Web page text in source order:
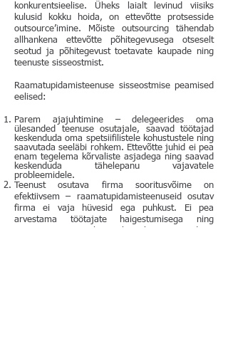
konkurentsieelise. Üheks laialt levinud viisiks
kulusid kokku hoida, on ettevõtte protsesside
outsource’imine. Mõiste outsourcing tähendab
allhankena ettevõtte põhitegevusega otseselt
seotud ja põhitegevust toetavate kaupade ning
teenuste sisseostmist.
​Raamatupidamisteenuse sisseostmise peamised
eelised:​
Parem ajajuhtimine – delegeerides oma
ülesanded teenuse osutajale, saavad töötajad
keskenduda oma spetsiifilistele kohustustele ning
saavutada seeläbi rohkem. Ettevõtte juhid ei pea
enam tegelema kõrvaliste asjadega ning saavad
keskenduda tähelepanu vajavatele
probleemidele.
Teenust osutava firma sooritusvõime on
efektiivsem – raamatupidamisteenuseid osutav
firma ei vaja hüvesid ega puhkust. Ei pea
arvestama töötajate haigestumisega ning